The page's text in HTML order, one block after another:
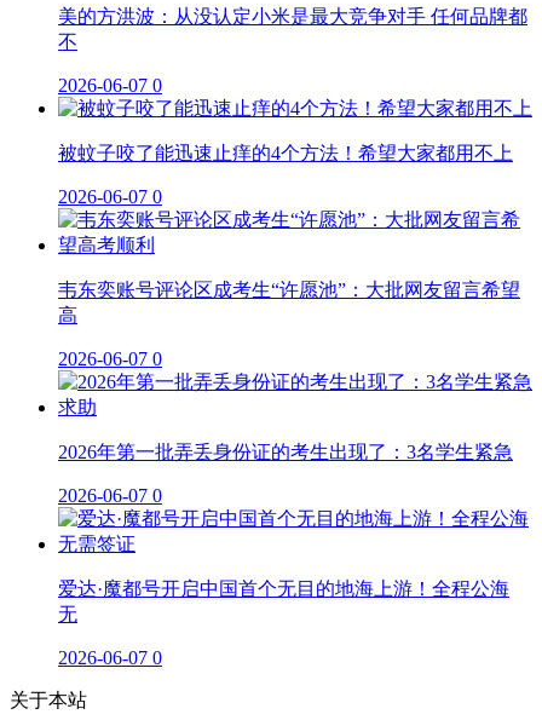
美的方洪波：从没认定小米是最大竞争对手 任何品牌都
不
2026-06-07 0
被蚊子咬了能迅速止痒的4个方法！希望大家都用不上
2026-06-07 0
韦东奕账号评论区成考生“许愿池”：大批网友留言希望
高
2026-06-07 0
2026年第一批弄丢身份证的考生出现了：3名学生紧急
2026-06-07 0
爱达·魔都号开启中国首个无目的地海上游！全程公海
无
2026-06-07 0
关于本站